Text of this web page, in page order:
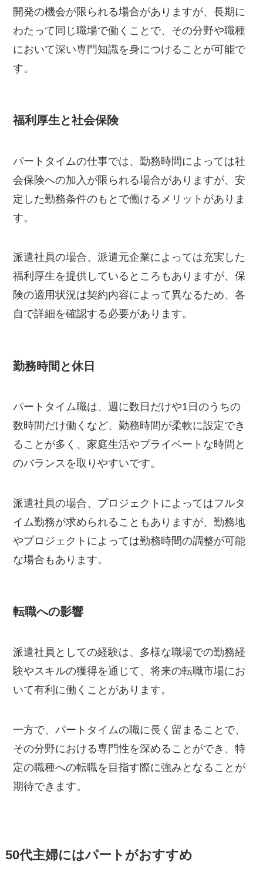
開発の機会が限られる場合がありますが、長期に
わたって同じ職場で働くことで、その分野や職種
において深い専門知識を身につけることが可能で
す。
福利厚生と社会保険
パートタイムの仕事では、勤務時間によっては社
会保険への加入が限られる場合がありますが、安
定した勤務条件のもとで働けるメリットがありま
す。
派遣社員の場合、派遣元企業によっては充実した
福利厚生を提供しているところもありますが、保
険の適用状況は契約内容によって異なるため、各
自で詳細を確認する必要があります。
勤務時間と休日
パートタイム職は、週に数日だけや1日のうちの
数時間だけ働くなど、勤務時間が柔軟に設定でき
ることが多く、家庭生活やプライベートな時間と
のバランスを取りやすいです。
派遣社員の場合、プロジェクトによってはフルタ
イム勤務が求められることもありますが、勤務地
やプロジェクトによっては勤務時間の調整が可能
な場合もあります。
転職への影響
派遣社員としての経験は、多様な職場での勤務経
験やスキルの獲得を通じて、将来の転職市場にお
いて有利に働くことがあります。
一方で、パートタイムの職に長く留まることで、
その分野における専門性を深めることができ、特
定の職種への転職を目指す際に強みとなることが
期待できます。
50代主婦にはパートがおすすめ